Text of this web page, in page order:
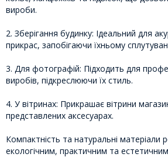
вироби.
2. Зберігання будинку: Ідеальний для
прикрас, запобігаючи їхньому
3. Для фотографій: Підходить для
виробів, підкреслюючи їх стиль.
4. У вітринах: Прикрашає вітрини
представлених аксесуарах.
Компактність та натуральні матеріали
екологічним, практичним та